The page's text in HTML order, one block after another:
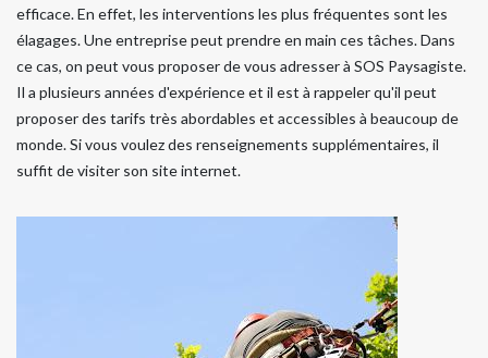
efficace. En effet, les interventions les plus fréquentes sont les
élagages. Une entreprise peut prendre en main ces tâches. Dans
ce cas, on peut vous proposer de vous adresser à SOS Paysagiste.
Il a plusieurs années d'expérience et il est à rappeler qu'il peut
proposer des tarifs très abordables et accessibles à beaucoup de
monde. Si vous voulez des renseignements supplémentaires, il
suffit de visiter son site internet.